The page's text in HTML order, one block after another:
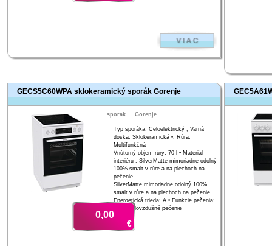
GECS5C60WPA sklokeramický sporák Gorenje
sporak Gorenje
Typ sporáka: Celoelektrický , Varná
doska: Sklokeramická •, Rúra:
Multifunkčná
Vnútorný objem rúry: 70 l • Materiál
interiéru : SilverMatte mimoriadne odolný
100% smalt v rúre a na plechoch na
pečenie
SilverMatte mimoriadne odolný 100%
smalt v rúre a na plechoch na pečenie
Energetická trieda: A • Funkcie pečenia:
Gril, Teplovzdušné pečenie
0,00
€